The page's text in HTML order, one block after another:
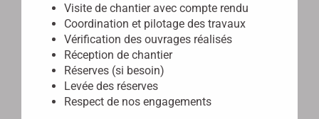
Visite de chantier avec compte rendu
Coordination et pilotage des travaux
Vérification des ouvrages réalisés
Réception de chantier
Réserves (si besoin)
Levée des réserves
Respect de nos engagements